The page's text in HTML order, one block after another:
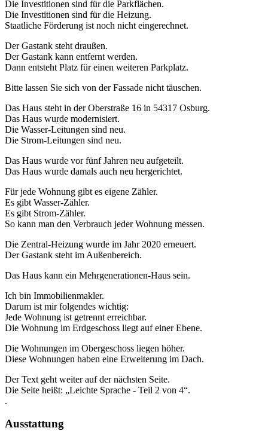
Die Investitionen sind für die Parkflächen.
Die Investitionen sind für die Heizung.
Staatliche Förderung ist noch nicht eingerechnet.
Der Gastank steht draußen.
Der Gastank kann entfernt werden.
Dann entsteht Platz für einen weiteren Parkplatz.
Bitte lassen Sie sich von der Fassade nicht täuschen.
Das Haus steht in der Oberstraße 16 in 54317 Osburg.
Das Haus wurde modernisiert.
Die Wasser-Leitungen sind neu.
Die Strom-Leitungen sind neu.
Das Haus wurde vor fünf Jahren neu aufgeteilt.
Das Haus wurde damals auch neu hergerichtet.
Für jede Wohnung gibt es eigene Zähler.
Es gibt Wasser-Zähler.
Es gibt Strom-Zähler.
So kann man den Verbrauch jeder Wohnung messen.
Die Zentral-Heizung wurde im Jahr 2020 erneuert.
Der Gastank steht im Außenbereich.
Das Haus kann ein Mehrgenerationen-Haus sein.
Ich bin Immobilienmakler.
Darum ist mir folgendes wichtig:
Jede Wohnung ist getrennt erreichbar.
Die Wohnung im Erdgeschoss liegt auf einer Ebene.
Die Wohnungen im Obergeschoss liegen höher.
Diese Wohnungen haben eine Erweiterung im Dach.
Der Text geht weiter auf der nächsten Seite.
Die Seite heißt: „Leichte Sprache - Teil 2 von 4“.
.
Ausstattung